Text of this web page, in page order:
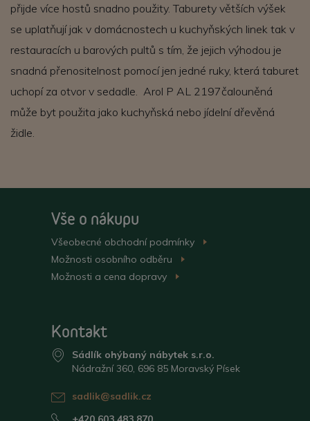
přijde více hostů snadno použity. Taburety větších výšek
se uplatňují jak v domácnostech u kuchyňských linek tak v
restauracích u barových pultů s tím, že jejich výhodou je
snadná přenositelnost pomocí jen jedné ruky, která taburet
uchopí za otvor v sedadle. Arol P AL 2197čalouněná
může byt použita jako kuchyňská nebo jídelní dřevěná
židle.
Vše o nákupu
Všeobecné obchodní podmínky
Možnosti osobního odběru
Možnosti a cena dopravy
Kontakt
Sádlík ohýbaný nábytek s.r.o.
Nádražní 360, 696 85 Moravský Písek
sadlik@sadlik.cz